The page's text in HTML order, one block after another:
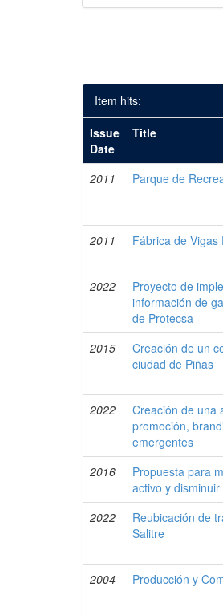
Item hits:
Issue
Date
Title
2011 Parque de
2011
Fábrica de Vigas
2022
Proyecto de
información de
de Protecsa
2015
Creación de un
ciudad de Piñas
2022
Creación de una
promoción,
emergentes
2016
Propuesta para
activo y
2022
Reubicación de
Salitre
2004
Producción y